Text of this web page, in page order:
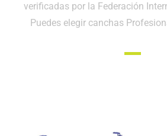
verificadas por la Federación
Puedes elegir canchas